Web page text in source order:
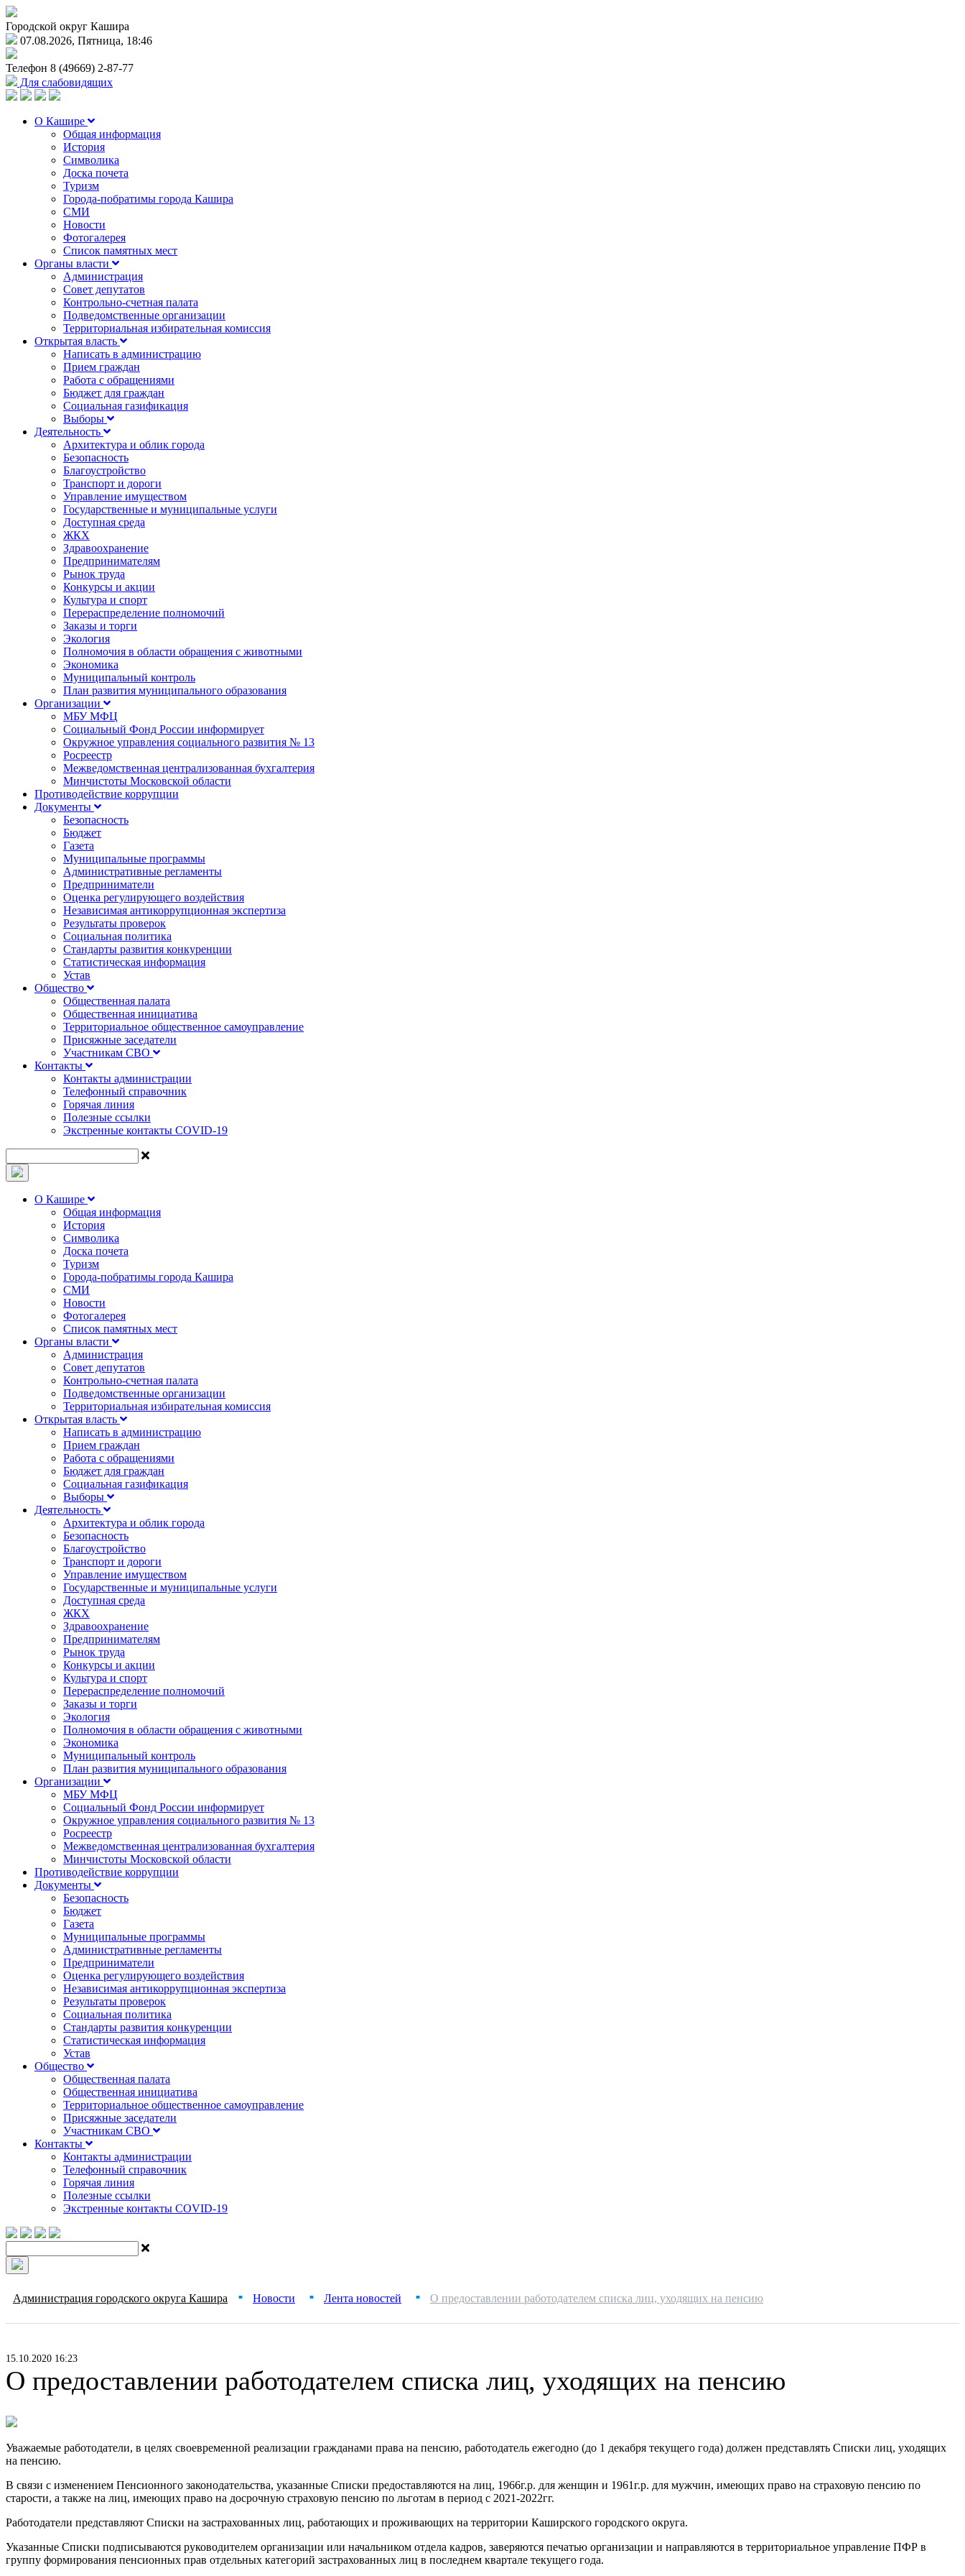
Городской округ Кашира
07.08.2026, Пятница, 18:46
Телефон 8 (49669) 2-87-77
Для слабовидящих
О Кашире
Общая информация
История
Символика
Доска почета
Туризм
Города-побратимы города Кашира
СМИ
Новости
Фотогалерея
Список памятных мест
Органы власти
Администрация
Совет депутатов
Контрольно-счетная палата
Подведомственные организации
Территориальная избирательная комиссия
Открытая власть
Написать в администрацию
Прием граждан
Работа с обращениями
Бюджет для граждан
Социальная газификация
Выборы
Деятельность
Архитектура и облик города
Безопасность
Благоустройство
Транспорт и дороги
Управление имуществом
Государственные и муниципальные услуги
Доступная среда
ЖКХ
Здравоохранение
Предпринимателям
Рынок труда
Конкурсы и акции
Культура и спорт
Перераспределение полномочий
Заказы и торги
Экология
Полномочия в области обращения с животными
Экономика
Муниципальный контроль
План развития муниципального образования
Организации
МБУ МФЦ
Социальный Фонд России информирует
Окружное управления социального развития № 13
Росреестр
Межведомственная централизованная бухгалтерия
Минчистоты Московской области
Противодействие коррупции
Документы
Безопасность
Бюджет
Газета
Муниципальные программы
Административные регламенты
Предприниматели
Оценка регулирующего воздействия
Независимая антикоррупционная экспертиза
Результаты проверок
Социальная политика
Стандарты развития конкуренции
Статистическая информация
Устав
Общество
Общественная палата
Общественная инициатива
Территориальное общественное самоуправление
Присяжные заседатели
Участникам СВО
Контакты
Контакты администрации
Телефонный справочник
Горячая линия
Полезные ссылки
Экстренные контакты COVID-19
О Кашире
Общая информация
История
Символика
Доска почета
Туризм
Города-побратимы города Кашира
СМИ
Новости
Фотогалерея
Список памятных мест
Органы власти
Администрация
Совет депутатов
Контрольно-счетная палата
Подведомственные организации
Территориальная избирательная комиссия
Открытая власть
Написать в администрацию
Прием граждан
Работа с обращениями
Бюджет для граждан
Социальная газификация
Выборы
Деятельность
Архитектура и облик города
Безопасность
Благоустройство
Транспорт и дороги
Управление имуществом
Государственные и муниципальные услуги
Доступная среда
ЖКХ
Здравоохранение
Предпринимателям
Рынок труда
Конкурсы и акции
Культура и спорт
Перераспределение полномочий
Заказы и торги
Экология
Полномочия в области обращения с животными
Экономика
Муниципальный контроль
План развития муниципального образования
Организации
МБУ МФЦ
Социальный Фонд России информирует
Окружное управления социального развития № 13
Росреестр
Межведомственная централизованная бухгалтерия
Минчистоты Московской области
Противодействие коррупции
Документы
Безопасность
Бюджет
Газета
Муниципальные программы
Административные регламенты
Предприниматели
Оценка регулирующего воздействия
Независимая антикоррупционная экспертиза
Результаты проверок
Социальная политика
Стандарты развития конкуренции
Статистическая информация
Устав
Общество
Общественная палата
Общественная инициатива
Территориальное общественное самоуправление
Присяжные заседатели
Участникам СВО
Контакты
Контакты администрации
Телефонный справочник
Горячая линия
Полезные ссылки
Экстренные контакты COVID-19
Администрация городского округа Кашира ■ Новости ■ Лента новостей ■ О предоставлении работодателем списка лиц, уходящих на пенсию
15.10.2020 16:23
О предоставлении работодателем списка лиц, уходящих на пенсию
Уважаемые работодатели, в целях своевременной реализации гражданами права на пенсию, работодатель ежегодно (до 1 декабря текущего года) должен представлять Списки лиц, уходящих
на пенсию.
В связи с изменением Пенсионного законодательства, указанные Списки предоставляются на лиц, 1966г.р. для женщин и 1961г.р. для мужчин, имеющих право на страховую пенсию по
старости, а также на лиц, имеющих право на досрочную страховую пенсию по льготам в период с 2021-2022гг.
Работодатели представляют Списки на застрахованных лиц, работающих и проживающих на территории Каширского городского округа.
Указанные Списки подписываются руководителем организации или начальником отдела кадров, заверяются печатью организации и направляются в территориальное управление ПФР в
группу формирования пенсионных прав отдельных категорий застрахованных лиц в последнем квартале текущего года.